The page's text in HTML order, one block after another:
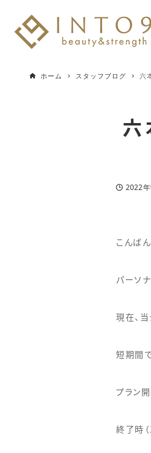
ホーム スタッフブログ 六
六
2022
こんばん
パーソ
現在、
短期間
プラン
終了時